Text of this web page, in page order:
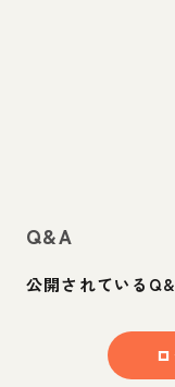
Q&A
公開されている